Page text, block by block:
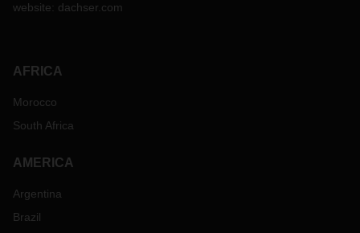
website: dachser.com
AFRICA
Morocco
South Africa
AMERICA
Argentina
Brazil